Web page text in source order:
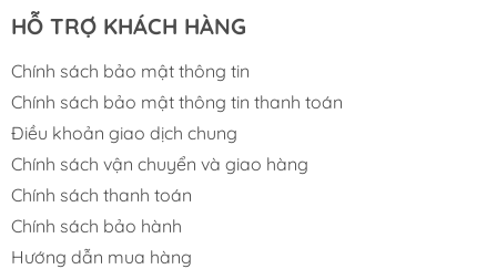
HỖ TRỢ KHÁCH HÀNG
Chính sách bảo mật thông tin
Chính sách bảo mật thông tin thanh toán
Điều khoản giao dịch chung
Chính sách vận chuyển và giao hàng
Chính sách thanh toán
Chính sách bảo hành
Hướng dẫn mua hàng